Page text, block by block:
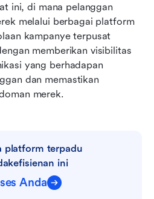
ini, di mana pelanggan
melalui berbagai platform
kampanye terpusat
memberikan visibilitas
yang berhadapan
dan memastikan
merek.
platform terpadu
ini
Anda